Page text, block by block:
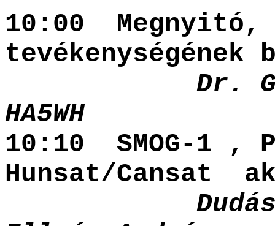
10:00 Megnyitó,
tevékenységének
Dr.
HA5WH
10:10 SMOG-1 ,
Hunsat/Cansat
Dudás